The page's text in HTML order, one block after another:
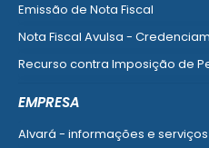
Emissão de Nota Fiscal
Nota Fiscal Avulsa -
Recurso contra Imposição de
EMPRESA
Alvará - informações e